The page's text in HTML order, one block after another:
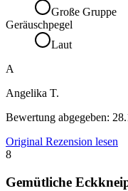
Große Gruppe
Geräuschpegel
Laut
A
Angelika T.
Bewertung abgegeben:
Original Rezension lesen
8
Gemütliche